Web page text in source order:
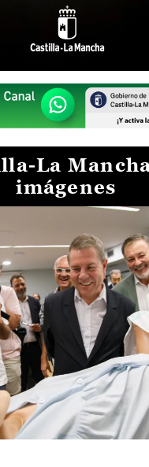
La
imágenes